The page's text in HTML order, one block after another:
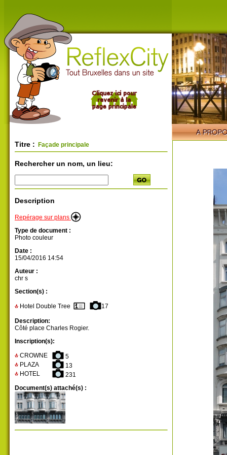
Titre : Façade principale
Rechercher un nom, un lieu:
Description
Repérage sur plans
Type de document :
Photo couleur
Date :
15/04/2016 14:54
Auteur :
chr s
Section(s) :
Hotel Double Tree 17
Description:
Côté place Charles Rogier.
Inscription(s):
CROWNE
5
PLAZA
13
HOTEL
231
Document(s) attaché(s) :